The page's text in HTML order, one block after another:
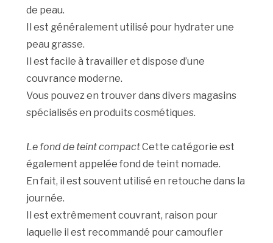
de peau.
Il est généralement utilisé pour hydrater une
peau grasse.
Il est facile à travailler et dispose d’une
couvrance moderne.
Vous pouvez en trouver dans divers magasins
spécialisés en produits cosmétiques.
Le fond de teint compactCette catégorie est
également appelée fond de teint nomade.
En fait, il est souvent utilisé en retouche dans la
journée.
Il est extrêmement couvrant, raison pour
laquelle il est recommandé pour camoufler